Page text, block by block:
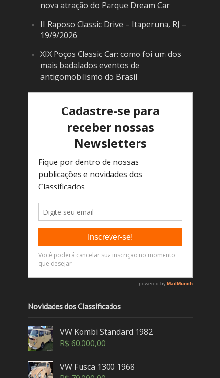
nova atração do Parque Dream Car
II Raposo Classic Drive – Itaperuna, RJ –
19/9/2026
XIX Poços Classic Car: como foi um dos
mais badalados eventos de
antigomobilismo do Brasil
Novidades dos Classificados
VW Kombi Standard 1982
R$ 60.000,00
VW Fusca 1300 1968